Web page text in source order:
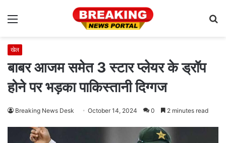
Menu
खेल
बाबर आजम समेत 3 स्टार प्लेयर के ड्रॉप
होने पर भड़का पाकिस्तानी दिग्गज
Breaking News Desk October 14, 2024 0 2 minutes read